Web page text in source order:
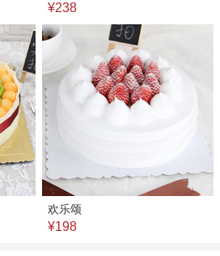
¥238
欢乐颂
¥198